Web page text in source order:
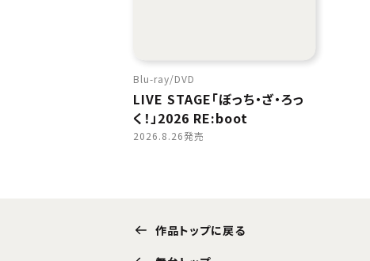
Blu-ray DVD
LIVE STAGE「ぼっち・ざ・ろっ
く！」2026 RE:boot
2026.8.26発売
作品トップに戻る